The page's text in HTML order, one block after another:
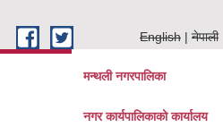
English
नेपाली
मन्थली नगरपालिका
नगर कार्यपालिकाको कार्यालय